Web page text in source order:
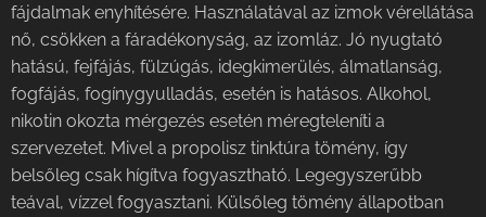
fájdalmak enyhítésére. Használatával az izmok vérellátása
nő, csökken a fáradékonyság, az izomláz. Jó nyugtató
hatású, fejfájás, fülzúgás, idegkimerülés, álmatlanság,
fogfájás, fogínygyulladás, esetén is hatásos. Alkohol,
nikotin okozta mérgezés esetén méregteleníti a
szervezetet. Mivel a propolisz tinktúra tömény, így
belsőleg csak hígítva fogyasztható. Legegyszerűbb
teával, vízzel fogyasztani. Külsőleg tömény állapotban